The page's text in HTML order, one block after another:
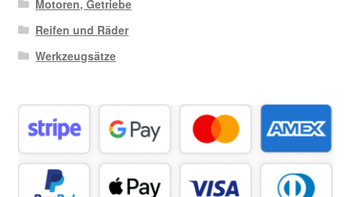
Motoren, Getriebe
Reifen und Räder
Werkzeugsätze